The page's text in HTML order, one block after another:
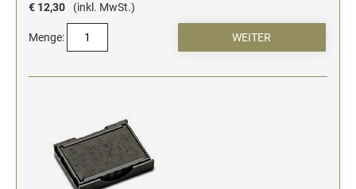
€ 12,30
(inkl. MwSt.)
Menge: